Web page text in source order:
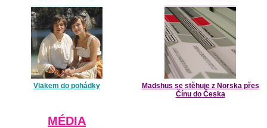
Vlakem do pohádky
Madshus se stěhuje z Norska přes
Čínu do Česka
MÉDIA